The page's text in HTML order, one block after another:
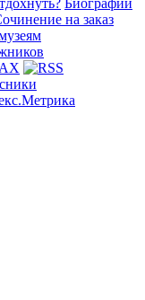
на заказ